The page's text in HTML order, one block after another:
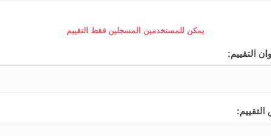
يمكن للمستخدمين المسجلين فقط التقييم
التقييم: